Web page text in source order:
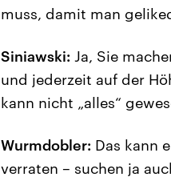
muss, damit man
Siniawski: Ja, Sie
und jederzeit auf der
kann nicht „alles“
Wurmdobler: Das kann
verraten – suchen ja